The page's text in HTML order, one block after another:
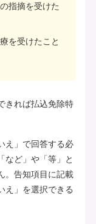
指摘を受けた
を受けたこと
きれば払込免除特
え」で回答する必
など」や「等」と
。告知項目に記載
え」を選択できる